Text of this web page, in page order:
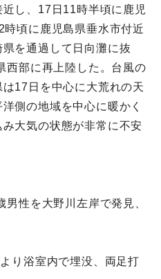
し、17日11時半頃に鹿児
頃に鹿児島県垂水市付近
を通過して日向灘に抜
西部に再上陸した。台風の
17日を中心に大荒れの天
側の地域を中心に暖かく
大気の状態が非常に不安
男性を大野川左岸で発見、
り浴室内で埋没、両足打